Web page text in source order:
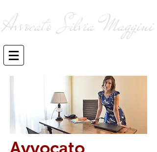
Avvocato Silvia Maggini
Avvocato